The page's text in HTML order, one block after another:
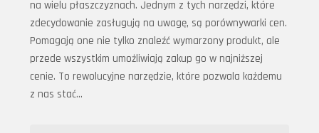
na wielu płaszczyznach. Jednym z tych narzędzi, które
zdecydowanie zasługują na uwagę, są porównywarki cen.
Pomagają one nie tylko znaleźć wymarzony produkt, ale
przede wszystkim umożliwiają zakup go w najniższej
cenie. To rewolucyjne narzędzie, które pozwala każdemu
z nas stać…